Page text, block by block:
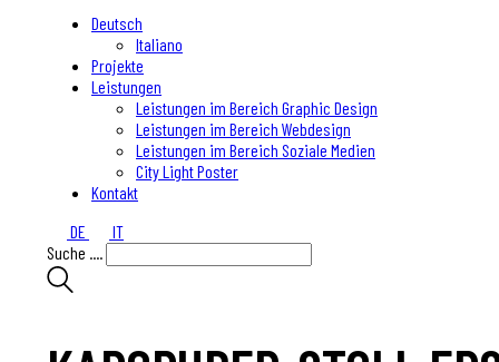
Deutsch
Italiano
Projekte
Leistungen
Leistungen im Bereich Graphic Design
Leistungen im Bereich Webdesign
Leistungen im Bereich Soziale Medien
City Light Poster
Kontakt
DE
IT
Suche ....